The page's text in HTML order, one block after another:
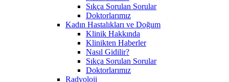
Sıkça Sorulan Sorular
Doktorlarımız
Kadın Hastalıkları ve Doğum
Klinik Hakkında
Klinikten Haberler
Nasıl Gidilir?
Sıkça Sorulan Sorular
Doktorlarımız
Radyoloji